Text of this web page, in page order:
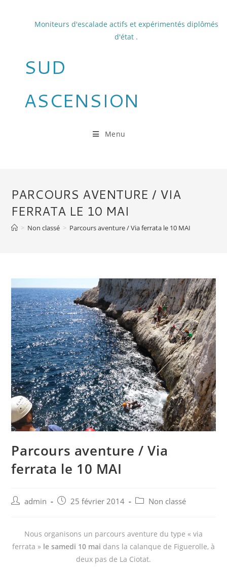
Moniteurs d'escalade actifs et expérimentés diplômés
d'état .
SUD
ASCENSION
Menu
PARCOURS AVENTURE / VIA
FERRATA LE 10 MAI
> Non classé > Parcours aventure / Via ferrata le 10 MAI
Parcours aventure / Via
ferrata le 10 MAI
Postadmin
Post25 février 2014
PostNon classé
Nous organisons un parcours aventure du type « via
ferrata » le samedi 10 mai dans la calanque de Figuerolle, à
deux pas de La Ciotat.